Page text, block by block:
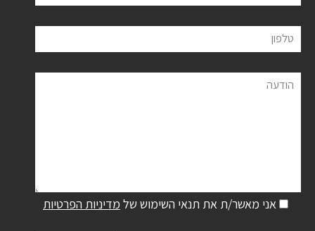
טלפון
הודעה
אני מאשר/ת את תנאי השימוש של מדיניות הפרטיות